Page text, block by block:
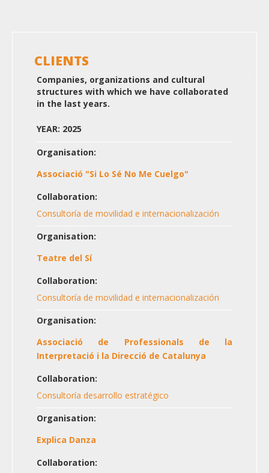
CLIENTS
Companies, organizations and cultural
structures with which we have collaborated
in the last years.
YEAR: 2025
Organisation:
Associació "Si Lo Sé No Me Cuelgo"
Collaboration:
Consultoría de movilidad e internacionalización
Organisation:
Teatre del Sí
Collaboration:
Consultoría de movilidad e internacionalización
Organisation:
Associació de Professionals de la
Interpretació i la Direcció de Catalunya
Collaboration:
Consultoría desarrollo estratégico
Organisation:
Explica Danza
Collaboration: